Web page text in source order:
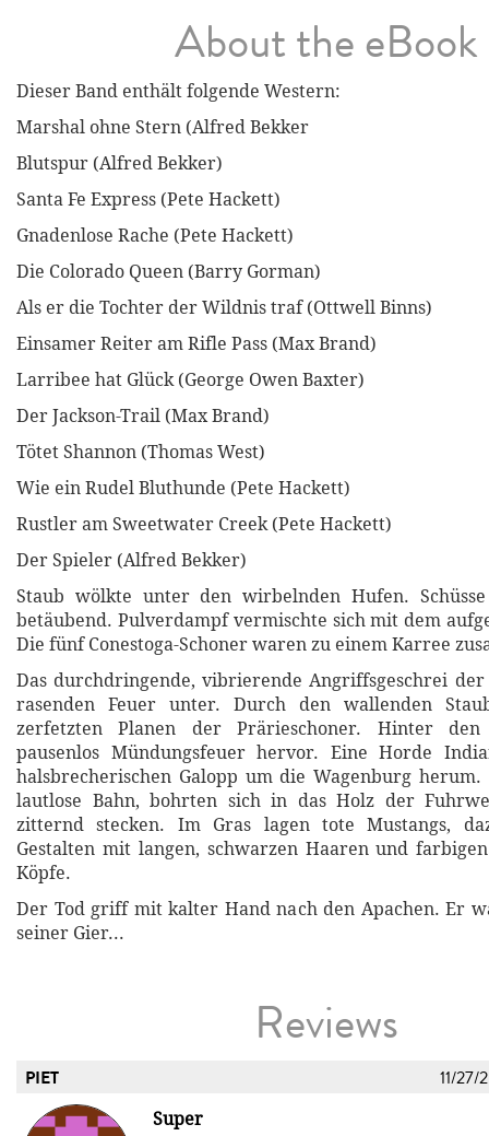
About the eBook
Dieser Band enthält folgende Western:
Marshal ohne Stern (Alfred Bekker
Blutspur (Alfred Bekker)
Santa Fe Express (Pete Hackett)
Gnadenlose Rache (Pete Hackett)
Die Colorado Queen (Barry Gorman)
Als er die Tochter der Wildnis traf (Ottwell Binns)
Einsamer Reiter am Rifle Pass (Max Brand)
Larribee hat Glück (George Owen Baxter)
Der Jackson-Trail (Max Brand)
Tötet Shannon (Thomas West)
Wie ein Rudel Bluthunde (Pete Hackett)
Rustler am Sweetwater Creek (Pete Hackett)
Der Spieler (Alfred Bekker)
Staub wölkte unter den wirbelnden Hufen.
betäubend. Pulverdampf vermischte sich mit dem
Die fünf Conestoga-Schoner waren zu einem Karree
Das durchdringende, vibrierende Angriffsgeschrei
rasenden Feuer unter. Durch den wallenden
zerfetzten Planen der Prärieschoner. Hinter den
pausenlos Mündungsfeuer hervor. Eine Horde
halsbrecherischen Galopp um die Wagenburg
lautlose Bahn, bohrten sich in das Holz der
zitternd stecken. Im Gras lagen tote Mustangs,
Gestalten mit langen, schwarzen Haaren und
Köpfe.
Der Tod griff mit kalter Hand nach den Apachen. Er
seiner Gier...
Reviews
PIET 11/27/
Super